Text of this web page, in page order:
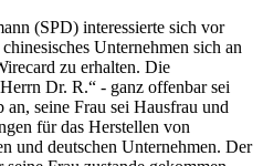
(SPD) interessierte sich vor
Unternehmen sich an
zu erhalten. Die
Dr. R.“ - ganz offenbar sei
seine Frau sei Hausfrau und
für das Herstellen von
und deutschen Unternehmen. Der